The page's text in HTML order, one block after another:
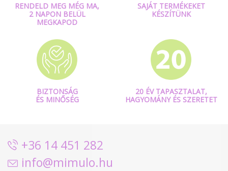
RENDELD MEG MÉG MA,
2 NAPON BELÜL
MEGKAPOD
SAJÁT TERMÉKEKET
KÉSZÍTÜNK
BIZTONSÁG
ÉS MINŐSÉG
20 ÉV TAPASZTALAT,
HAGYOMÁNY ÉS SZERETET
+36 14 451 282
info@mimulo.hu